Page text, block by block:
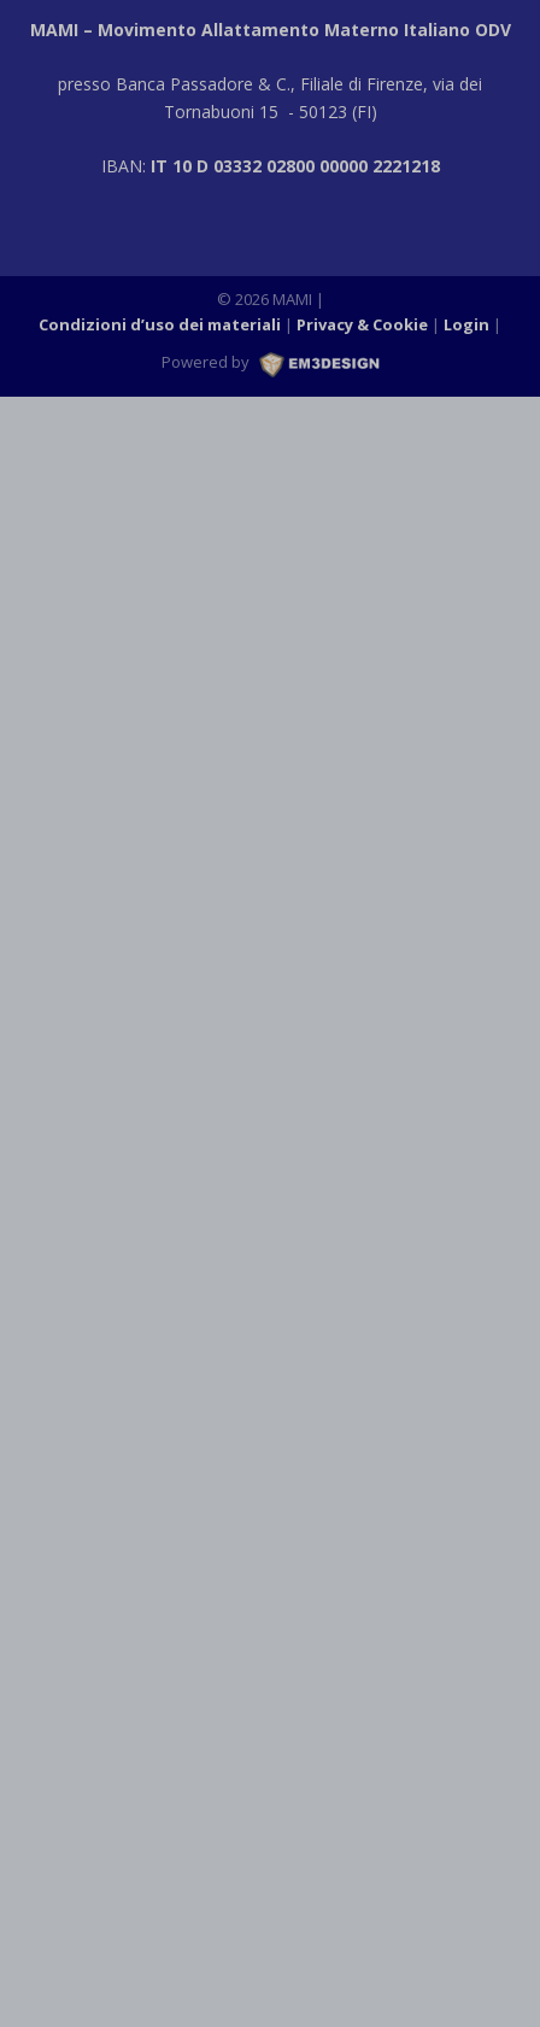
MAMI – Movimento Allattamento Materno Italiano ODV
presso Banca Passadore & C., Filiale di Firenze, via dei
Tornabuoni 15 - 50123 (FI)
IBAN: IT 10 D 03332 02800 00000 2221218
© 2026 MAMI |
Condizioni d’uso dei materiali
Privacy & Cookie Login |
Powered by